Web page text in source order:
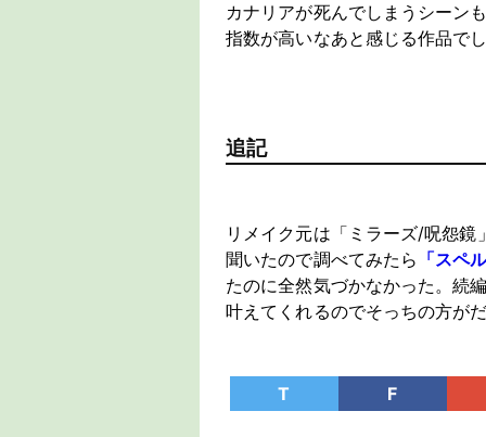
カナリアが死んでしまうシーン
指数が高いなあと感じる作品で
追記
リメイク元は「ミラーズ/呪怨
聞いたので調べてみたら 「スペ
たのに全然気づかなかった。続
叶えてくれるのでそっちの方が
T F